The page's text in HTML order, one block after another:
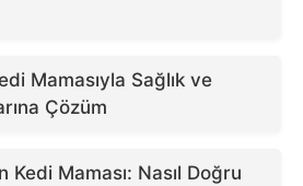
Mamasıyla Sağlık ve
Çözüm
Kedi Maması: Nasıl Doğru